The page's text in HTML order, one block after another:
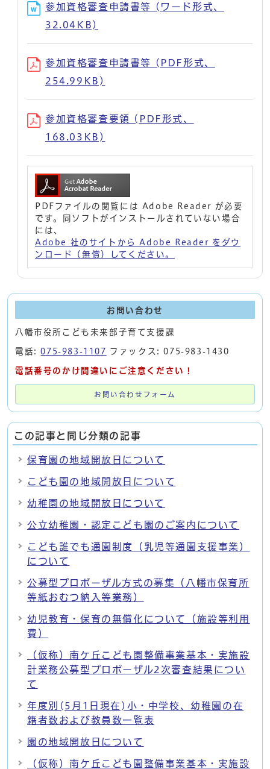
参加資格審査申請書等 (ワード形式、
32.04KB)
参加資格審査申請書等 (PDF形式、
254.99KB)
参加資格審査要領 (PDF形式、
168.03KB)
PDFファイルの閲覧には Adobe Reader が必要
です。同ソフトがインストールされていない場合
には、
Adobe 社のサイトから Adobe Reader をダウ
ンロード（無償）してください。
お問い合わせ
八幡市役所こども未来部子育て支援課
電話:075-983-1107 ファックス: 075-983-1430
電話番号のかけ間違いにご注意ください！
お問い合わせフォーム
この記事と同じ分類の記事
保育園の地域開放日について
こども園の地域開放日について
幼稚園の地域開放日について
公立幼稚園・認定こども園のご案内について
こども誰でも通園制度（乳児等通園支援事業）
について
公募型プロポーザル方式の募集（八幡市保育所
等紙おむつ納入等業務）
幼児教育・保育の無償化について（施設等利用
費）
（仮称）南ケ丘こども園整備事業基本・実施設
計業務公募型プロポーザル2次審査結果につい
て
年度別(5月1日現在)小・中学校、幼稚園の在
籍者数および教員数一覧表
園の地域開放日について
（仮称）南ケ丘こども園整備事業基本・実施設